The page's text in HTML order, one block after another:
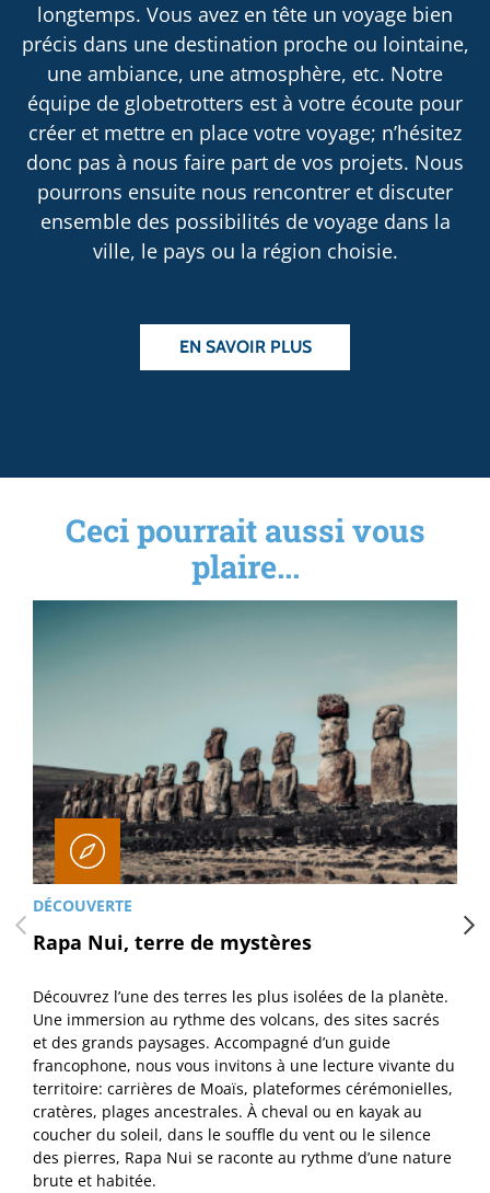
longtemps. Vous avez en tête un voyage bien
précis dans une destination proche ou lointaine,
une ambiance, une atmosphère, etc. Notre
équipe de globetrotters est à votre écoute pour
créer et mettre en place votre voyage; n’hésitez
donc pas à nous faire part de vos projets. Nous
pourrons ensuite nous rencontrer et discuter
ensemble des possibilités de voyage dans la
ville, le pays ou la région choisie.
EN SAVOIR PLUS
Ceci pourrait aussi vous
plaire...
DÉCOUVERTE
Rapa Nui, terre de mystères
Découvrez l’une des terres les plus isolées de la planète.
Une immersion au rythme des volcans, des sites sacrés
et des grands paysages. Accompagné d’un guide
francophone, nous vous invitons à une lecture vivante du
territoire: carrières de Moaïs, plateformes cérémonielles,
cratères, plages ancestrales. À cheval ou en kayak au
coucher du soleil, dans le souffle du vent ou le silence
des pierres, Rapa Nui se raconte au rythme d’une nature
brute et habitée.